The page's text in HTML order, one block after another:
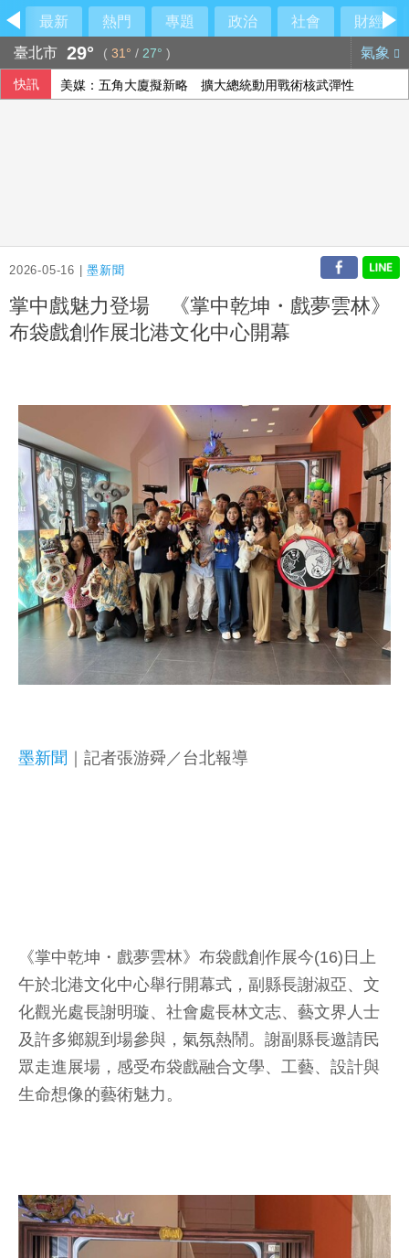
最新 熱門 專題 政治 社會
財經
臺北市 29° ( 31° / 27° ) 氣象
快訊 美媒：五角大廈擬新略 擴大總統動用戰術核武彈性
2026-05-16 |墨新聞
掌中戲魅力登場 《掌中乾坤・戲夢雲林》
布袋戲創作展北港文化中心開幕
墨新聞 ｜記者張游舜／台北報導
《掌中乾坤・戲夢雲林》布袋戲創作展今(16)日上
午於北港文化中心舉行開幕式，副縣長謝淑亞、文
化觀光處長謝明璇、社會處長林文志、藝文界人士
及許多鄉親到場參與，氣氛熱鬧。謝副縣長邀請民
眾走進展場，感受布袋戲融合文學、工藝、設計與
生命想像的藝術魅力。